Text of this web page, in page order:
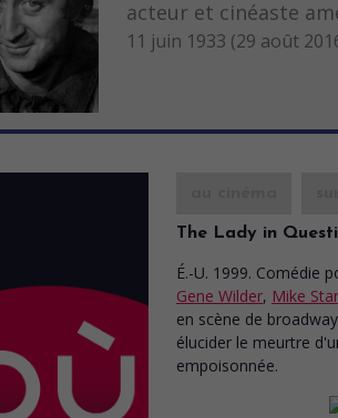
acteur et cinéaste
11 juin 1933 (29 août
The Lady in
É.-U. 1999. Comédie
Gene Wilder, Mike
en scène de
élucider le meurtre
empoisonnée.